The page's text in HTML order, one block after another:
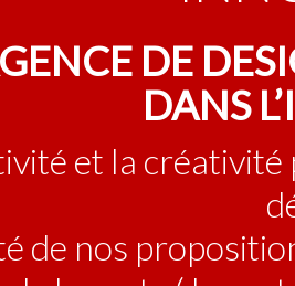
DE
DANS
et la
de nos